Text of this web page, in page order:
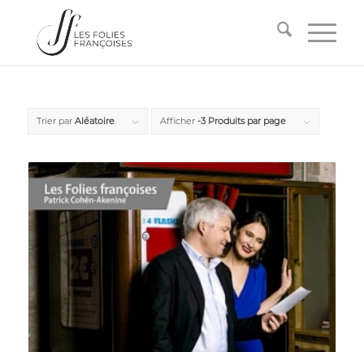
Trier par Aléatoire Afficher -3 Produits par page